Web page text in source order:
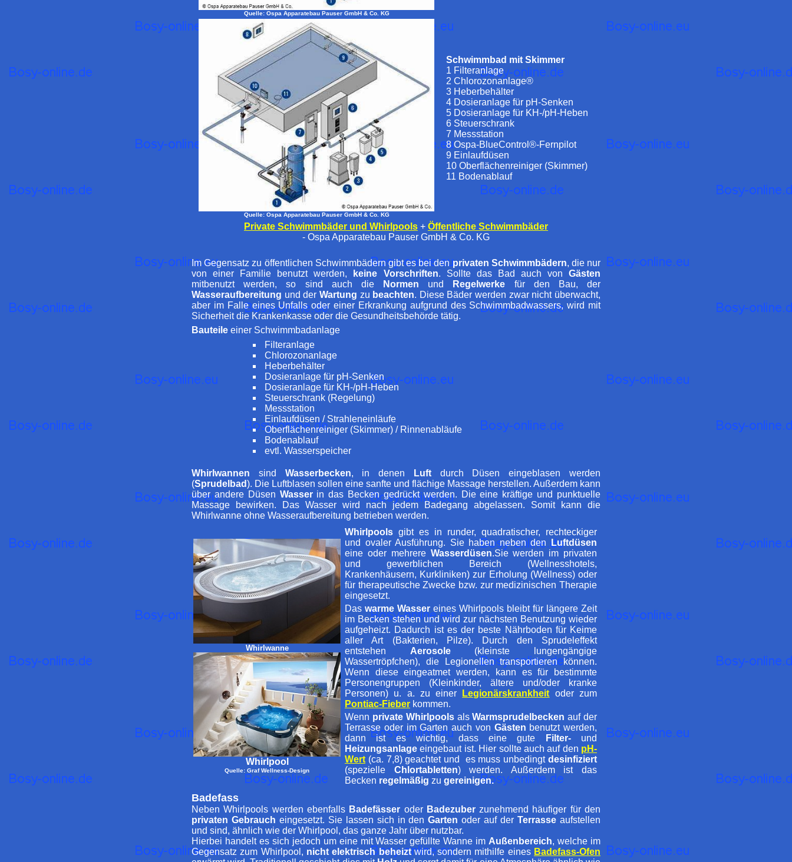
Quelle: Ospa Apparatebau Pauser GmbH & Co. KG
Quelle: Ospa Apparatebau Pauser GmbH & Co. KG
Schwimmbad mit Skimmer
1 Filteranlage
2 Chlorozonanlage®
3 Heberbehälter
4 Dosieranlage für pH-Senken
5 Dosieranlage für KH-/pH-Heben
6 Steuerschrank
7 Messstation
8 Ospa-BlueControl®-Fernpilot
9 Einlaufdüsen
10 Oberflächenreiniger (Skimmer)
11 Bodenablauf
Private Schwimmbäder und Whirlpools + Öffentliche Schwimmbäder
- Ospa Apparatebau Pauser GmbH & Co. KG
Im Gegensatz zu öffentlichen Schwimmbädern gibt es bei denprivaten Schwimmbädern, die nur
von einer Familie benutzt werden,
keine Vorschriften. Sollte das Bad auch vonGästen
mitbenutzt werden, so sind auch die
Normen und Regelwerke für den Bau, der
Wasseraufbereitung und der Wartung zu beachten. Diese Bäder werden zwar nicht überwacht,
aber im Falle eines Unfalls oder einer Erkrankung aufgrund des Schwimmbadwassers, wird mit
Sicherheit die Krankenkasse oder die Gesundheitsbehörde tätig.
Bauteile einer Schwimmbadanlage
Filteranlage
Chlorozonanlage
Heberbehälter
Dosieranlage für pH-Senken
Dosieranlage für KH-/pH-Heben
Steuerschrank (Regelung)
Messstation
Einlaufdüsen / Strahleneinläufe
Oberflächenreiniger (Skimmer) / Rinnenabläufe
Bodenablauf
evtl. Wasserspeicher
Whirlwannen sind Wasserbecken, in denen Luftdurch Düsen eingeblasen werden
(Sprudelbad). Die Luftblasen sollen eine sanfte und flächige Massage herstellen. Außerdem kann
über andere Düsen Wasserin das Becken gedrückt werden. Die eine kräftige und punktuelle
Massage bewirken. Das Wasser wird nach jedem Badegang abgelassen. Somit kann die
Whirlwanne ohne Wasseraufbereitung betrieben werden.
Whirlwanne
Whirlpool
Quelle: Graf Wellness-Design
Whirlpools gibt es in runder, quadratischer, rechteckiger
und ovaler Ausführung. Sie haben neben denLuftdüsen
eine oder mehrere Wasserdüsen.Sie werden im privaten
und gewerblichen Bereich (Wellnesshotels,
Krankenhäusern, Kurkliniken) zur Erholung (Wellness) oder
für therapeutische Zwecke bzw. zur medizinischen Therapie
eingesetzt.
Das warme Wasser eines Whirlpools bleibt für längere Zeit
im Becken stehen und wird zur nächsten Benutzung wieder
aufgeheizt. Dadurch ist es der beste Nährboden für Keime
aller Art (Bakterien, Pilze). Durch den Sprudeleffekt
entstehen Aerosole(kleinste lungengängige
Wassertröpfchen), die Legionellen transportieren können.
Wenn diese eingeatmet werden, kann es für bestimmte
Personengruppen (Kleinkinder, ältere und/oder kranke
Personen) u. a. zu einer
Legionärskrankheit oder zum
Pontiac-Fieber kommen.
Wenn private WhirlpoolsalsWarmsprudelbecken auf der
Terrasse oder im Garten auch von Gästen benutzt werden,
dann ist es wichtig, dass eine gute
Filter-und
Heizungsanlage eingebaut ist. Hier sollte auch auf den pH-
Wert (ca. 7,8) geachtet und es muss unbedingt desinfiziert
(spezielle Chlortabletten) werden. Außerdem ist das
Becken regelmäßig zu gereinigen.
Badefass
Neben Whirlpools werden ebenfalls Badefässer oder Badezuberzunehmend häufiger für den
privaten Gebrauch eingesetzt. Sie lassen sich in denGarten oder auf derTerrasse aufstellen
und sind, ähnlich wie der Whirlpool, das ganze Jahr über nutzbar.
Hierbei handelt es sich jedoch um eine mit Wasser gefüllte Wanne im Außenbereich, welche im
Gegensatz zum Whirlpool, nicht elektrisch beheiztwird, sondern mithilfe eines Badefass-Ofen